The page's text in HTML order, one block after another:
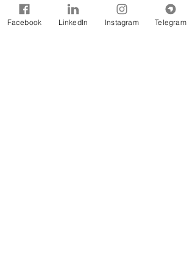
Facebook LinkedIn Instagram Telegram